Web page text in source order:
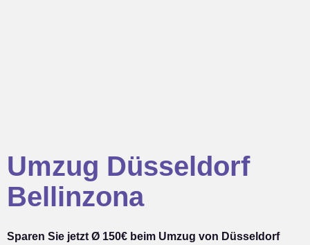
Umzug Düsseldorf
Bellinzona
Sparen Sie jetzt Ø 150€ beim Umzug von Düsseldorf